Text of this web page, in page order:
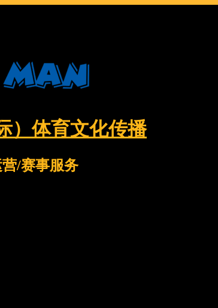
）体育文化传播
/赛事服务